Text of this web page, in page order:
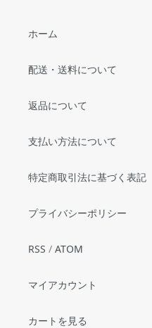
ホーム
配送・送料について
返品について
支払い方法について
特定商取引法に基づく表記
プライバシーポリシー
RSS / ATOM
マイアカウント
カートを見る